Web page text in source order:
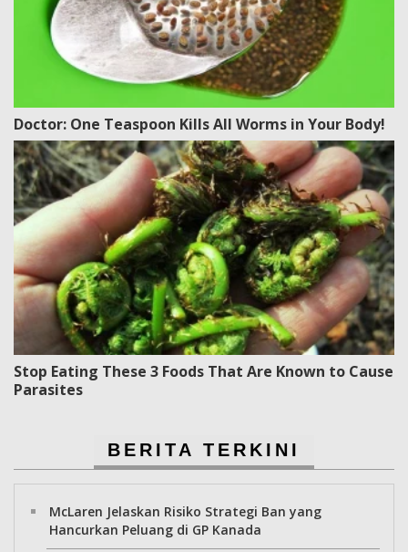
Doctor: One Teaspoon Kills All Worms in Your Body!
Stop Eating These 3 Foods That Are Known to Cause
Parasites
BERITA TERKINI
McLaren Jelaskan Risiko Strategi Ban yang
Hancurkan Peluang di GP Kanada